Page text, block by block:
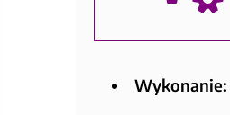
Wykonanie: